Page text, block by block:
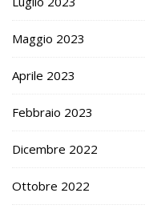
Maggio 2023
Aprile 2023
Febbraio 2023
Dicembre 2022
Ottobre 2022